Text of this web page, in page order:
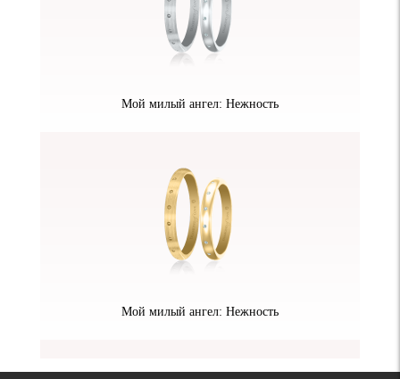
Мой милый ангел: Нежность
Мой милый ангел: Нежность